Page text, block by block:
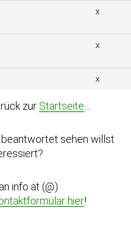
x
x
x
zur Startseite
beantwortet sehen willst
info ät (@)
hier!